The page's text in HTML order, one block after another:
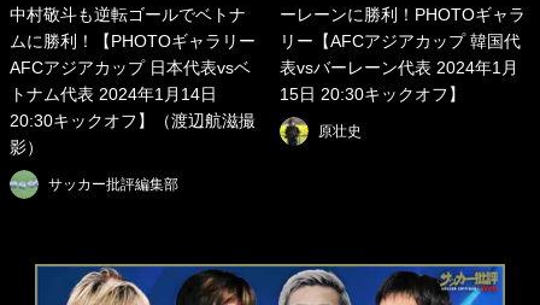
中村敬斗も逆転ゴールでベトナ
ムに勝利！【PHOTOギャラリー
AFCアジアカップ 日本代表vsベ
トナム代表 2024年1月14日
20:30キックオフ】（渡辺航滋撮
影）
サッカー批評編集部
ーレーンに勝利！PHOTOギャラ
リー【AFCアジアカップ 韓国代
表vsバーレーン代表 2024年1月
15日 20:30キックオフ】
原壮史